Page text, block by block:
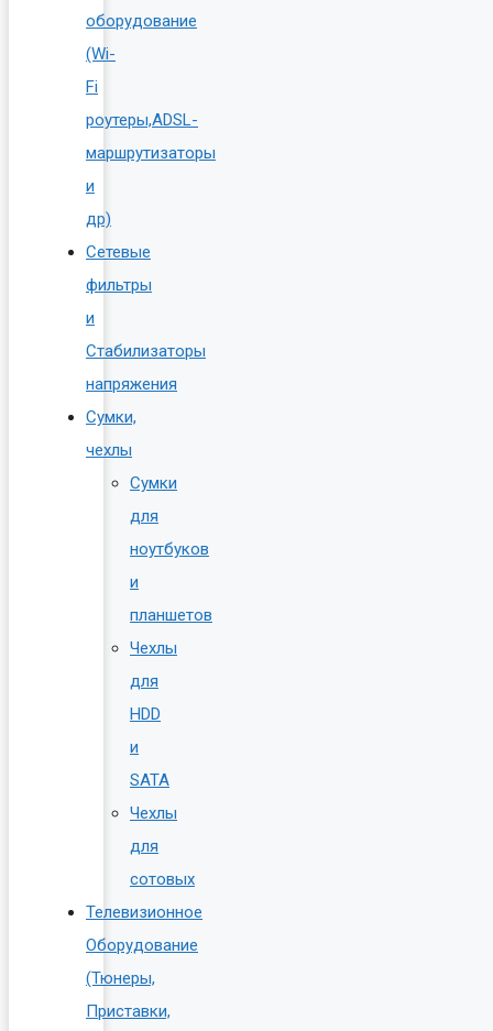
оборудование
(Wi-
Fi
роутеры,ADSL-
маршрутизаторы
и
др)
Сетевые
фильтры
и
Стабилизаторы
напряжения
Сумки,
чехлы
Сумки
для
ноутбуков
и
планшетов
Чехлы
для
HDD
и
SATA
Чехлы
для
сотовых
Телевизионное
Оборудование
(Тюнеры,
Приставки,